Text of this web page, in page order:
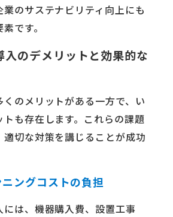
のサステナビリティ向上にも
です。
入のデメリットと効果的な
のメリットがある一方で、い
トも存在します。これらの課題
切な対策を講じることが成功
ングコストの負担
は、機器購入費、設置工事